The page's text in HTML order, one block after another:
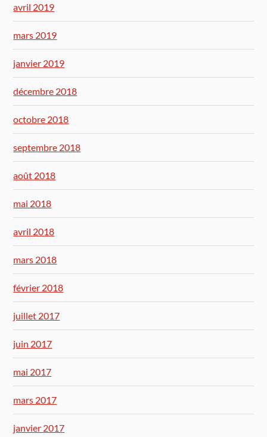
avril 2019
mars 2019
janvier 2019
décembre 2018
octobre 2018
septembre 2018
août 2018
mai 2018
avril 2018
mars 2018
février 2018
juillet 2017
juin 2017
mai 2017
mars 2017
janvier 2017